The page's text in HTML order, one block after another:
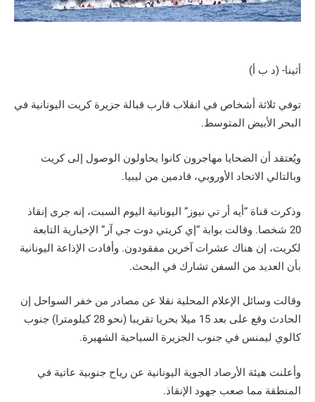
أثينا- (د ب أ)
توفي ثلاثة أشخاص في انقلاب قارب قبالة جزيرة كريت اليونانية في
البحر الأبيض المتوسط.
ويُعتقد أن الضحايا مهاجرون كانوا يحاولون الوصول إلى كريت
وبالتالي الاتحاد الأوروبي، قادمين من ليبيا.
وذكرت قناة “أيه أر تي نيوز” اليونانية اليوم السبت، إنه جرى إنقاذ
20 شخصا. وقالت بوابة “إي كريتي دوت جي آر” الإخبارية التابعة
لكريت، إن هناك عشرات آخرين مفقودون. وأفادت الإذاعة اليونانية
بأن العديد من السفن تشارك في البحث.
وقالت وسائل الإعلام المحلية نقلا عن مصادر من خفر السواحل إن
الحادث وقع على بعد 15 ميلا بحريا تقريبا (نحو 28 كيلومترا) جنوب
كالوي ليمنس في جنوب الجزيرة السياحية الشهيرة.
وأعلنت هيئة الأرصاد الجوية اليونانية عن رياح جنوبية عاتية في
المنطقة مما صعب جهود الإنقاذ.